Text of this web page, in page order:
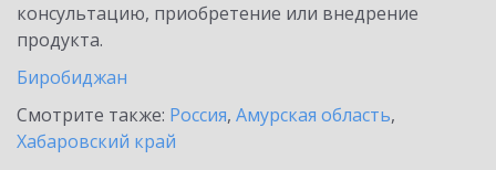
консультацию, приобретение или внедрение
продукта.
Биробиджан
Смотрите также: Россия, Амурская область,
Хабаровский край